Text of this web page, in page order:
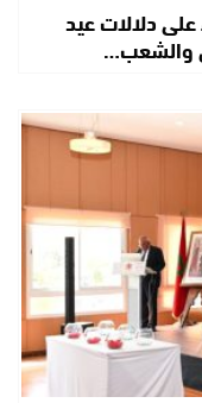
دلالات عيد
والشعب…